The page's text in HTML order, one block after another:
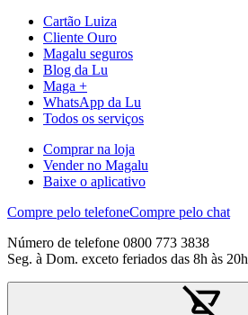
Cartão Luiza
Cliente Ouro
Magalu seguros
Blog da Lu
Maga +
WhatsApp da Lu
Todos os serviços
Comprar na loja
Vender no Magalu
Baixe o aplicativo
Compre pelo telefoneCompre pelo chat
Número de telefone 0800 773 3838
Seg. à Dom. exceto feriados das 8h às 20h